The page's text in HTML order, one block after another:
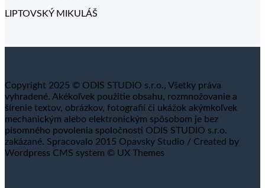
LIPTOVSKÝ MIKULÁŠ
Copyright 2025 © ODIS STUDIO s.r.o., Všetky práva
vyhradené. Akékoľvek použitie obsahu, rozmnožovanie a
šírenie textov, obrázkov, fotografií či ukážok akýmkoľvek
mechanickým alebo elektronickým spôsobom je bez
písomného povolenia spoločnosti ODIS STUDIO s.r.o.
zakázané. Spracovalo 2015 Opavsky Studio / Created by
Wordpress CMS system © UX Themes